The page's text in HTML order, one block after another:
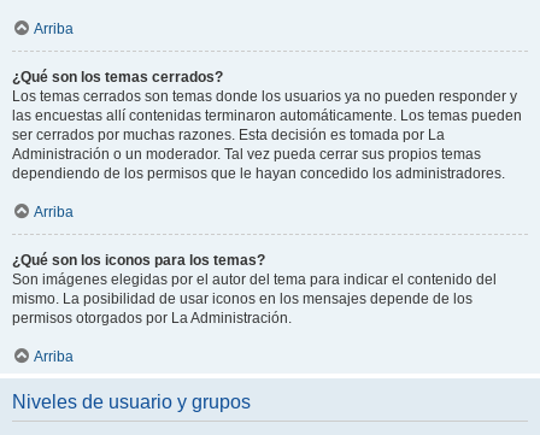
Arriba
¿Qué son los temas cerrados?
Los temas cerrados son temas donde los usuarios ya no pueden responder y
las encuestas allí contenidas terminaron automáticamente. Los temas pueden
ser cerrados por muchas razones. Esta decisión es tomada por La
Administración o un moderador. Tal vez pueda cerrar sus propios temas
dependiendo de los permisos que le hayan concedido los administradores.
Arriba
¿Qué son los iconos para los temas?
Son imágenes elegidas por el autor del tema para indicar el contenido del
mismo. La posibilidad de usar iconos en los mensajes depende de los
permisos otorgados por La Administración.
Arriba
Niveles de usuario y grupos